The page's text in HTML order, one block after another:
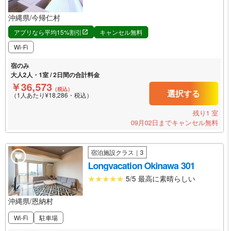
沖縄県/今帰仁村
アプリなら平均15%割引
キャンセル無料
Wi-Fi
宿のみ
大人2人・1室 / 2日間の合計料金
￥36,573 （税込）
（1人あたり¥18,286・税込） 選択する
残り1 室
09月02日までキャンセル無料
宿泊施設クラス｜3
Longvacation Okinawa 301
5/5 最高に素晴らしい
沖縄県/恩納村
Wi-Fi 駐車場